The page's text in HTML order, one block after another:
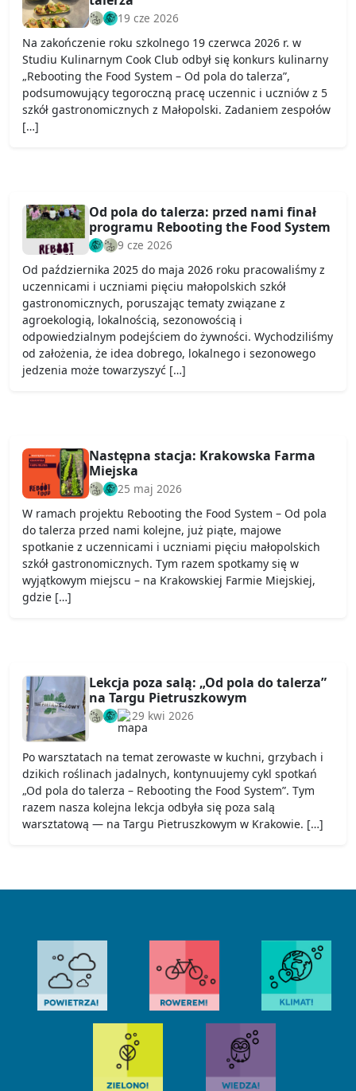
19 cze 2026
Na zakończenie roku szkolnego 19 czerwca 2026 r. w
Studiu Kulinarnym Cook Club odbył się konkurs kulinarny
„Rebooting the Food System – Od pola do talerza”,
podsumowujący tegoroczną pracę uczennic i uczniów z 5
szkół gastronomicznych z Małopolski. Zadaniem zespołów
[…]
Od pola do talerza: przed nami finał
programu Rebooting the Food System
9 cze 2026
Od października 2025 do maja 2026 roku pracowaliśmy z
uczennicami i uczniami pięciu małopolskich szkół
gastronomicznych, poruszając tematy związane z
agroekologią, lokalnością, sezonowością i
odpowiedzialnym podejściem do żywności. Wychodziliśmy
od założenia, że idea dobrego, lokalnego i sezonowego
jedzenia może towarzyszyć […]
Następna stacja: Krakowska Farma
Miejska
25 maj 2026
W ramach projektu Rebooting the Food System – Od pola
do talerza przed nami kolejne, już piąte, majowe
spotkanie z uczennicami i uczniami pięciu małopolskich
szkół gastronomicznych. Tym razem spotkamy się w
wyjątkowym miejscu – na Krakowskiej Farmie Miejskiej,
gdzie […]
Lekcja poza salą: „Od pola do talerza”
na Targu Pietruszkowym
29 kwi 2026
Po warsztatach na temat zerowaste w kuchni, grzybach i
dzikich roślinach jadalnych, kontynuujemy cykl spotkań
„Od pola do talerza – Rebooting the Food System”. Tym
razem nasza kolejna lekcja odbyła się poza salą
warsztatową — na Targu Pietruszkowym w Krakowie. […]